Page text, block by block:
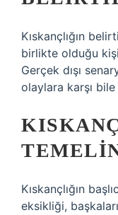
Kıskançlığın
birlikte olduğu
Gerçek dışı
olaylara karşı
Kıskançlığın
eksikliği,